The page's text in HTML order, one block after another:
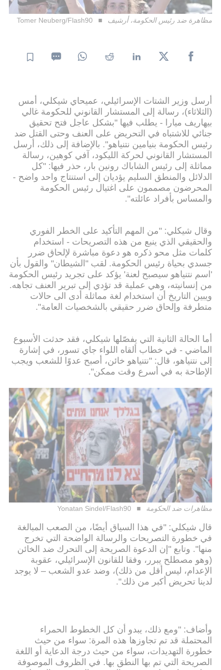
مظاهرة ضد رئيس الحكومة، أرشيف Tomer Neuberg/Flash90
أرسل وزير الشتات الإسرائيلي، عميحاي شيكلي، أمس
(الثلاثاء)، رسالة إلى المستشار القانوني للحكومة غالي
بيهاريف ميارا - يطلب فيها "بشكل عاجل فتح تحقيق
جنائي للاشتباه في التحريض على العنف وحتى القتل ضد
رئيس الحكومة بنيامين نتنياهو". بالإضافة إلى ذلك، أرسل
المستشار القانوني لحركة الليكود، آفي كوهين، رسالة
مماثلة إلى رئيس الشاباك رونين بار، حذر فيها: "كل
الدلائل والمنطق السليم يؤديان إلى استنتاج واحد واضح -
المحرضون مصممون على اغتيال رئيس الحكومة
والمساس بأفراد عائلته".
وقال شيكلي: "من المهم التأكيد على الخطر الفوري
والحقيقي الذي ينبع من هذه التصريحات - استخدام
كلمات مثل محو ذكره هو دعوة مباشرة لإلحاق ضرر
جسدي بحياة رئيس الحكومة. لقب "الشيطان" والقول بأن
'اسم نتنياهو سيصبح لعنة' يؤكد على تجريد رئيس الحكومة
من إنسانيته، وهي عملية قد تؤدي إلى تبرير العنف تجاهه.
ويبين التاريخ أن استخدام لغة مماثلة أدى الى حالات
متطرفة وإلحاق ضرر حقيقي بالشخصيات العامة".
أما الحالة الثانية التي يفصّلها شيكلي، فقد حدثت الأسبوع
الماضي - في خطاب ألقاه اللواء جاي تسور، في إشارة
إلى نتنياهو، قال: "نتنياهو خائن، أصبح عدوًا للشعب ويجب
الإطاحة به في أسرع وقت ممكن".
مظاهرات ضد الحكومة Yonatan Sindel/Flash90
قال شيكلي: "في هذا السياق أيضًا، من الصعب المبالغة
في خطورة التصريحات والرسالة الواضحة التي تخرج
منها". وتابع "إن الدعوة الصريحة إلى التحرك ضد الخائن
(وهو مصطلح يبرر، وفقا للقانون الإسرائيلي، عقوبة
الإعدام، ليس أقل من ذلك)، وضد عدو الشعب – لا يوجد
لدينا تحريض أكبر من ذلك".
وأضاف: "ومع ذلك، يبدو أن كل الخطوط الحمراء
المحتملة قد تم تجاوزها هذه المرة: سواء من حيث
خطورة التهديدات، سواء من حيث درجة الدعاية أو اللغة
الصريحة التي تم بها النطق بها. في الظروف الموصوفة